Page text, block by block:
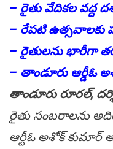
– రైతు వేదికల వద్ద
– రేపటి ఉత్సవాలకు
– రైతులను భారీగా
– తాండూరు ఆర్డీఓ
తాండూరు రూరల్,
రైతు సంబరాలను
ఆర్టీఓ అశోక్ కుమార్